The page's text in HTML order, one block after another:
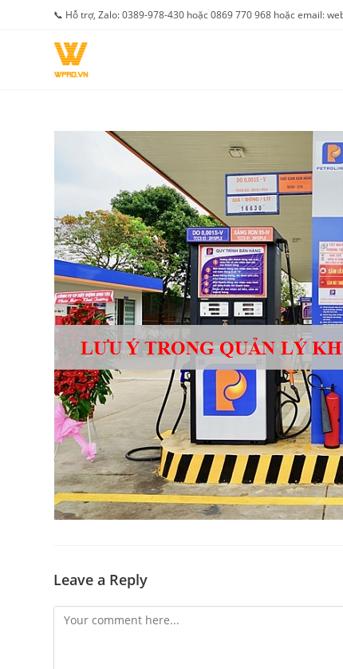
📞 Hỗ trợ, Zalo: 0389-978-430 hoặc 0869 770 968 hoặc email:
Leave a Reply
Comment